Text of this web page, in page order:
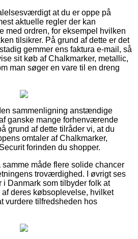
at du er oppe på
aktuelle regler der kan
med ordren, for eksempel hvilken
tilsikrer. På grund af dette er det
gemmer ens faktura e-mail, så
sit køb af Chalkmarker, metallic,
man søger en vare til en dreng
sammenligning anstændige
ganske mange forhenværende
grund af dette tilråder vi, at du
omtaler af Chalkmarker,
forinden du shopper.
måde flere solide chancer
troværdighed. I øvrigt ses
Danmark som tilbyder folk at
deres købsoplevelse, hvilket
vurdere tilfredsheden hos